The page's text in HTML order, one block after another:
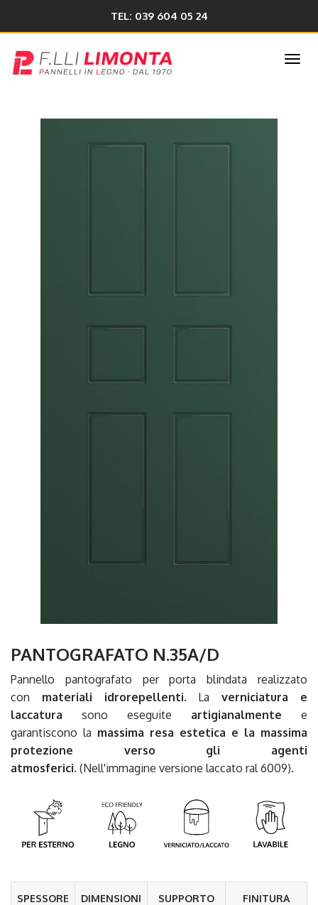
TEL: 039 604 05 24
PANTOGRAFATO N.35A/D
Pannello pantografato per porta blindata realizzato
con materiali idrorepellenti. Laverniciatura e
laccatura sono eseguite artigianalmente e
garantiscono la massima resa estetica e la massima
protezione verso gli agenti
atmosferici. (Nell'immagine versione laccato ral 6009).
SPESSORE
DIMENSIONI
SUPPORTO FINITURA